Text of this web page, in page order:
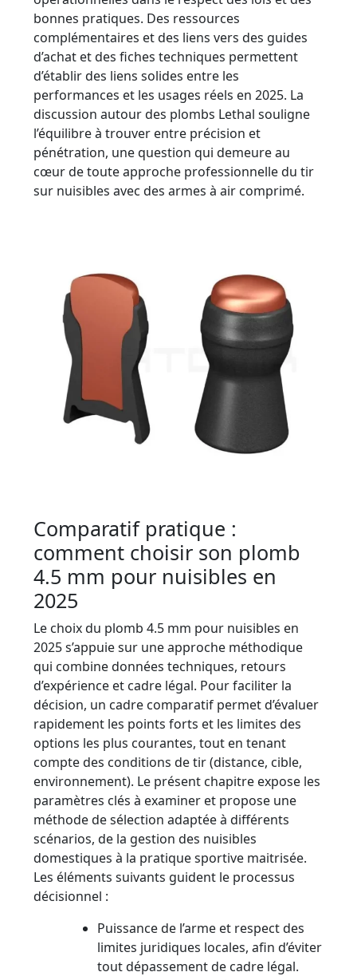
bonnes pratiques. Des ressources
complémentaires et des liens vers des guides
d’achat et des fiches techniques permettent
d’établir des liens solides entre les
performances et les usages réels en 2025. La
discussion autour des plombs Lethal souligne
l’équilibre à trouver entre précision et
pénétration, une question qui demeure au
cœur de toute approche professionnelle du tir
sur nuisibles avec des armes à air comprimé.
Comparatif pratique :
comment choisir son plomb
4.5 mm pour nuisibles en
2025
Le choix du plomb 4.5 mm pour nuisibles en
2025 s’appuie sur une approche méthodique
qui combine données techniques, retours
d’expérience et cadre légal. Pour faciliter la
décision, un cadre comparatif permet d’évaluer
rapidement les points forts et les limites des
options les plus courantes, tout en tenant
compte des conditions de tir (distance, cible,
environnement). Le présent chapitre expose les
paramètres clés à examiner et propose une
méthode de sélection adaptée à différents
scénarios, de la gestion des nuisibles
domestiques à la pratique sportive maitrisée.
Les éléments suivants guident le processus
décisionnel :
Puissance de l’arme et respect des
limites juridiques locales, afin d’éviter
tout dépassement de cadre légal.